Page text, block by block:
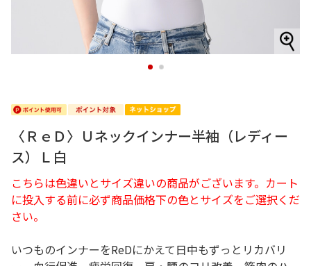
1 2
〈ＲｅＤ〉Ｕネックインナー半袖（レディー
ス）Ｌ白
こちらは色違いとサイズ違いの商品がございます。カート
に投入する前に必ず商品価格下の色とサイズをご選択くだ
さい。
いつものインナーをReDにかえて日中もずっとリカバリ